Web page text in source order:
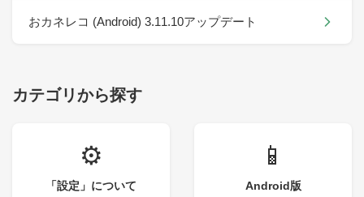
おカネレコ (Android) 3.11.10アップデート
カテゴリから探す
⚙️
「設定」について
📱
Android版